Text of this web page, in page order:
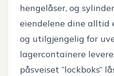
hengelåser, og
eiendelene dine
og utilgjengelig for
lagercontainere
påsveiset “lockboks”